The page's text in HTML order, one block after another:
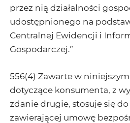
przez nią działalności
udostępnionego na
Centralnej Ewidencji i
Gospodarczej.”
556(4) Zawarte w
dotyczące konsumenta, z
zdanie drugie, stosuje się
zawierającej umowę